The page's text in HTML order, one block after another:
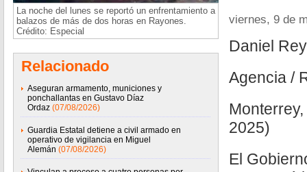
La noche del lunes se reportó un enfrentamiento a
balazos de más de dos horas en Rayones.
Crédito: Especial
Relacionado
Aseguran armamento, municiones y
ponchallantas en Gustavo Díaz
Ordaz (07/08/2026)
Guardia Estatal detiene a civil armado en
operativo de vigilancia en Miguel
Alemán (07/08/2026)
viernes, 9 de
Daniel
Agencia /
2025)
El